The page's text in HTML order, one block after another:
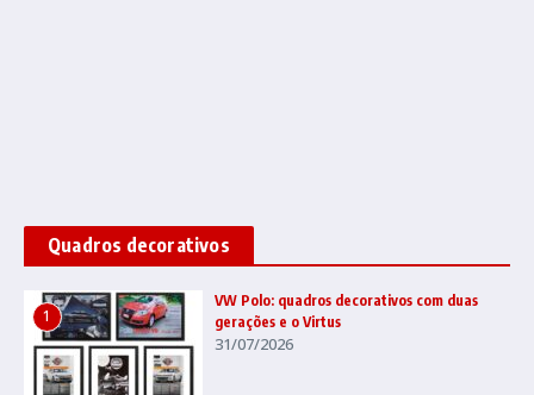
Quadros decorativos
1
VW Polo: quadros decorativos com duas
gerações e o Virtus
31/07/2026